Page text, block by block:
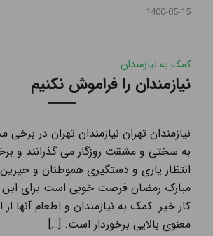
1400-05-15
کمک به نیازمندان
نیازمندان را فراموش نکنیم
نیازمندان تهران نیازمندان تهران در
به سختی و مشقت روزگار می گذرانند و
انتظار یاری و دستگیری هموطنان و
مبارک رمضان فرصت خوبی است برای
کار خیر. کمک به نیازمندان و اطعام آنها
معنوی بالايی برخوردار است. […]